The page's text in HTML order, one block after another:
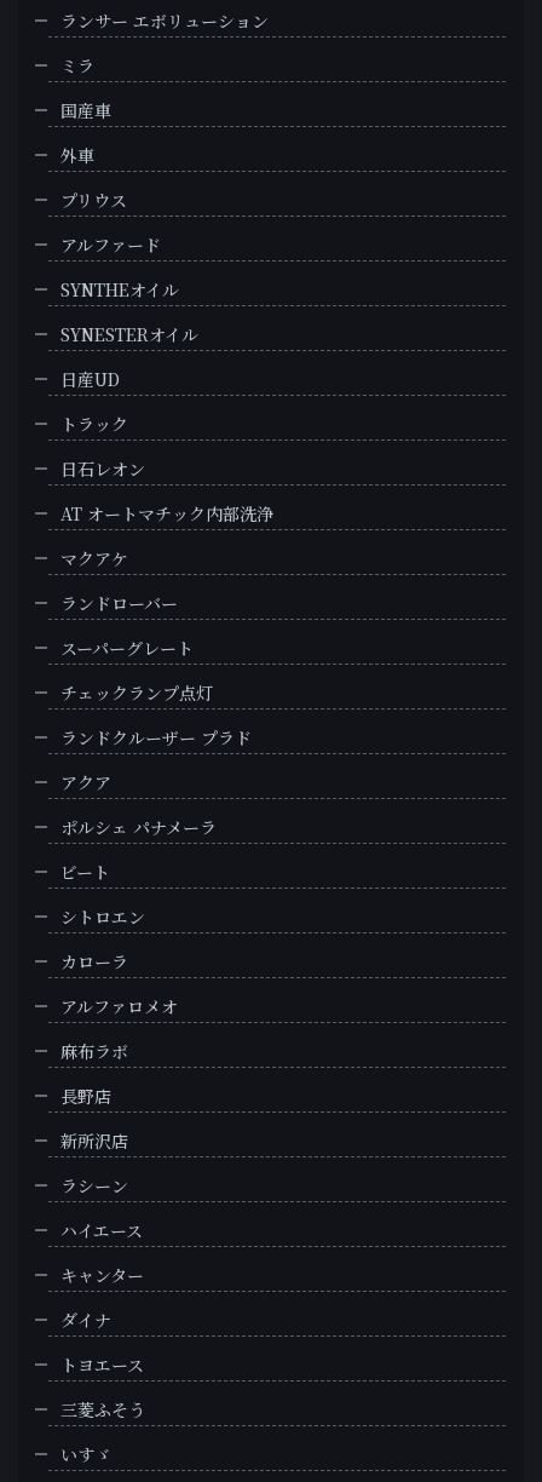
ランサー エボリューション
ミラ
国産車
外車
プリウス
アルファード
SYNTHEオイル
SYNESTERオイル
日産UD
トラック
日石レオン
AT オートマチック内部洗浄
マクアケ
ランドローバー
スーパーグレート
チェックランプ点灯
ランドクルーザー プラド
アクア
ポルシェ パナメーラ
ビート
シトロエン
カローラ
アルファロメオ
麻布ラボ
長野店
新所沢店
ラシーン
ハイエース
キャンター
ダイナ
トヨエース
三菱ふそう
いすゞ